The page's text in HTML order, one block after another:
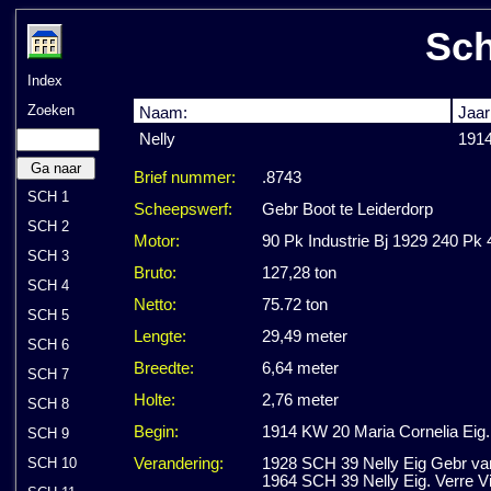
Index
Zoeken
Ga naar
SCH 1
SCH 2
SCH 3
SCH 4
SCH 5
SCH 6
SCH 7
SCH 8
SCH 9
SCH 10
Naam:
Nelly
Brief nummer:
.8743
Scheepswerf:
Gebr Boot te Leiderdorp
Motor:
90 Pk Industrie Bj 1929 240 Pk
Bruto:
127,28 ton
Netto:
75.72 ton
Lengte:
29,49 meter
Breedte:
6,64 meter
Holte:
2,76 meter
Begin:
1914 KW 20 Maria Cornelia
Verandering:
1928 SCH 39 Nelly Eig Gebr
1964 SCH 39 Nelly Eig. Verre